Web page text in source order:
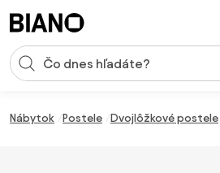
Vstup pre vyhľadávanie
Nábytok Postele Dvojlôžkové postele